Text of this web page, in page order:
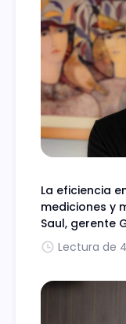
La eficiencia
mediciones y
Saul, gerente
Lectura de